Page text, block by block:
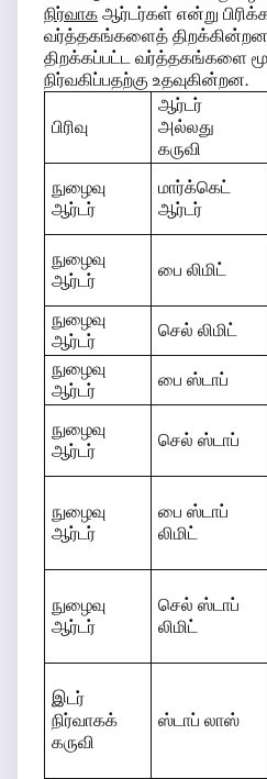
நிர்வாகஆர்டர்கள் என்று
வர்த்தகங்களைத்
திறக்கப்பட்ட வர்த்தகங்களை
நிர்வகிப்பதற்கு உதவுகின்றன.
பிரிவு
ஆர்டர்
அல்லது
கருவி
நுழைவு
ஆர்டர்
மார்க்கெட்
ஆர்டர்
நுழைவு
ஆர்டர்
பை லிமிட்
நுழைவு
ஆர்டர்
செல் லிமிட்
நுழைவு
ஆர்டர்
பை ஸ்டாப்
நுழைவு
ஆர்டர்
செல் ஸ்டாப்
நுழைவு
ஆர்டர்
பை ஸ்டாப்
லிமிட்
நுழைவு
ஆர்டர்
செல் ஸ்டாப்
லிமிட்
இடர்
நிர்வாகக்
கருவி
ஸ்டாப் லாஸ்